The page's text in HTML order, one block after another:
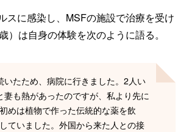
スに感染し、MSFの施設で治療を受け
）は自身の体験を次のように語る。
いたため、病院に行きました。2人い
妻も熱があったのですが、私より先に
めは植物で作った伝統的な薬を飲
ていました。外国から来た人との接